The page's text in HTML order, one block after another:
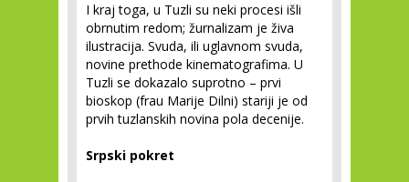
I kraj toga, u Tuzli su neki procesi išli
obrnutim redom; žurnalizam je živa
ilustracija. Svuda, ili uglavnom svuda,
novine prethode kinematografima. U
Tuzli se dokazalo suprotno – prvi
bioskop (frau Marije Dilni) stariji je od
prvih tuzlanskih novina pola decenije.
Srpski pokret